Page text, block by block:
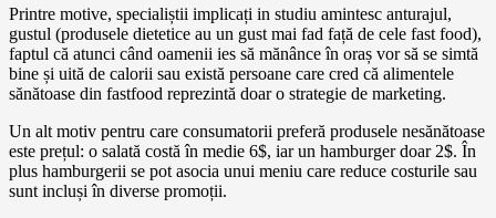
Printre motive, specialiștii implicați in studiu amintesc anturajul,
gustul (produsele dietetice au un gust mai fad față de cele fast food),
faptul că atunci când oamenii ies să mănânce în oraș vor să se simtă
bine și uită de calorii sau există persoane care cred că alimentele
sănătoase din fastfood reprezintă doar o strategie de marketing.
Un alt motiv pentru care consumatorii preferă produsele nesănătoase
este prețul: o salată costă în medie 6$, iar un hamburger doar 2$. În
plus hamburgerii se pot asocia unui meniu care reduce costurile sau
sunt incluși în diverse promoții.